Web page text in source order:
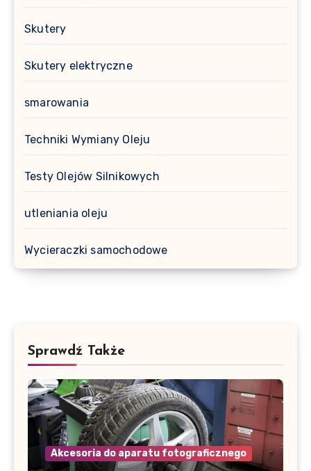
Skutery
Skutery elektryczne
smarowania
Techniki Wymiany Oleju
Testy Olejów Silnikowych
utleniania oleju
Wycieraczki samochodowe
Sprawdź Także
Akcesoria do aparatu fotograficznego